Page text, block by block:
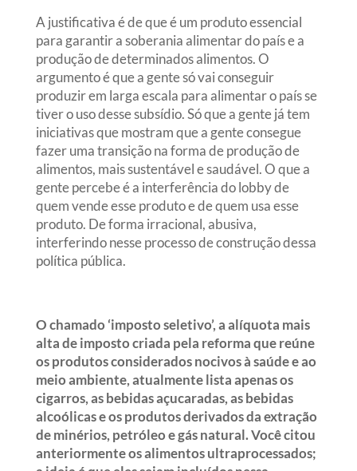
A justificativa é de que é um produto essencial
para garantir a soberania alimentar do país e a
produção de determinados alimentos. O
argumento é que a gente só vai conseguir
produzir em larga escala para alimentar o país se
tiver o uso desse subsídio. Só que a gente já tem
iniciativas que mostram que a gente consegue
fazer uma transição na forma de produção de
alimentos, mais sustentável e saudável. O que a
gente percebe é a interferência do lobby de
quem vende esse produto e de quem usa esse
produto. De forma irracional, abusiva,
interferindo nesse processo de construção dessa
política pública.
O chamado ‘imposto seletivo’, a alíquota mais
alta de imposto criada pela reforma que reúne
os produtos considerados nocivos à saúde e ao
meio ambiente, atualmente lista apenas os
cigarros, as bebidas açucaradas, as bebidas
alcoólicas e os produtos derivados da extração
de minérios, petróleo e gás natural. Você citou
anteriormente os alimentos ultraprocessados;